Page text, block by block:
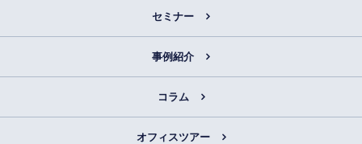
セミナー
事例紹介
コラム
オフィスツアー